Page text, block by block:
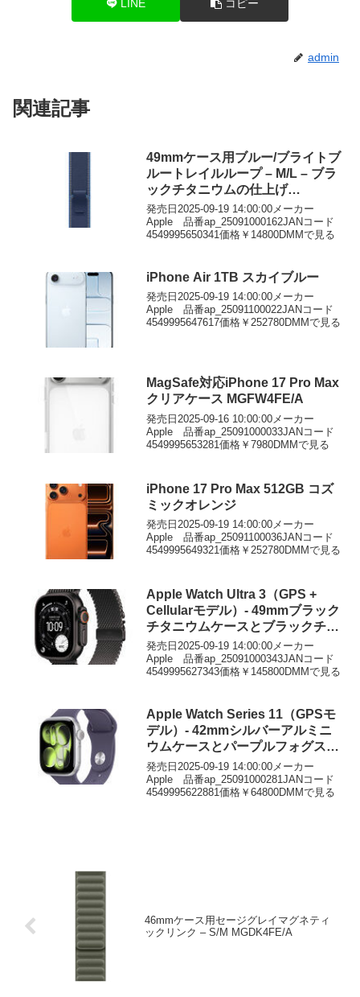
LINE コピー
admin
関連記事
49mmケース用ブルー/ブライトブ
ルートレイルループ – M/L – ブラ
ックチタニウムの仕上げ
MG9R4FE/A
発売日2025-09-19 14:00:00メーカー
Apple 品番ap_25091000162JANコード
4549995650341価格￥14800DMMで見る
iPhone Air 1TB スカイブルー
発売日2025-09-19 14:00:00メーカー
Apple 品番ap_25091100022JANコード
4549995647617価格￥252780DMMで見る
MagSafe対応iPhone 17 Pro Max
クリアケース MGFW4FE/A
発売日2025-09-16 10:00:00メーカー
Apple 品番ap_25091000033JANコード
4549995653281価格￥7980DMMで見る
iPhone 17 Pro Max 512GB コズ
ミックオレンジ
発売日2025-09-19 14:00:00メーカー
Apple 品番ap_25091100036JANコード
4549995649321価格￥252780DMMで見る
Apple Watch Ultra 3（GPS +
Cellularモデル）- 49mmブラック
チタニウムケースとブラックチタ
ニウムミラネーゼループ – S
発売日2025-09-19 14:00:00メーカー
Apple 品番ap_25091000343JANコード
4549995627343価格￥145800DMMで見る
Apple Watch Series 11（GPSモ
デル）- 42mmシルバーアルミニ
ウムケースとパープルフォグスポ
ーツバンド – S/M
発売日2025-09-19 14:00:00メーカー
Apple 品番ap_25091000281JANコード
4549995622881価格￥64800DMMで見る
46mmケース用セージグレイマグネティ
ックリンク – S/M MGDK4FE/A